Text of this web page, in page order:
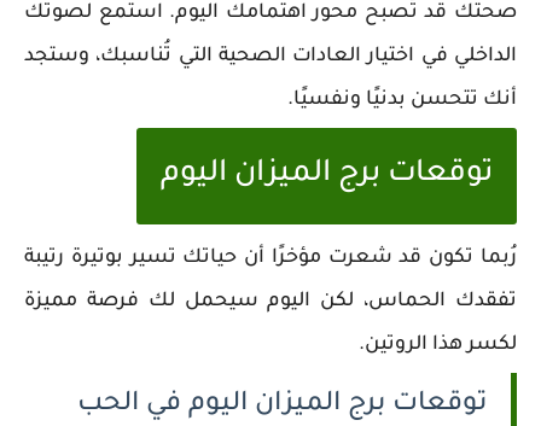
صحتك قد تُصبح محور اهتمامك اليوم. استمع لصوتك
الداخلي في اختيار العادات الصحية التي تُناسبك، وستجد
أنك تتحسن بدنيًا ونفسيًا.
توقعات برج الميزان اليوم
رُبما تكون قد شعرت مؤخرًا أن حياتك تسير بوتيرة رتيبة
تفقدك الحماس، لكن اليوم سيحمل لك فرصة مميزة
لكسر هذا الروتين.
توقعات برج الميزان اليوم في الحب